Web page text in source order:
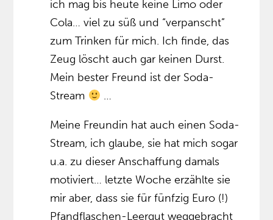
ich mag bis heute keine Limo oder
Cola… viel zu süß und “verpanscht”
zum Trinken für mich. Ich finde, das
Zeug löscht auch gar keinen Durst.
Mein bester Freund ist der Soda-
Stream
…
Meine Freundin hat auch einen Soda-
Stream, ich glaube, sie hat mich sogar
u.a. zu dieser Anschaffung damals
motiviert… letzte Woche erzählte sie
mir aber, dass sie für fünfzig Euro (!)
Pfandflaschen-Leergut weggebracht